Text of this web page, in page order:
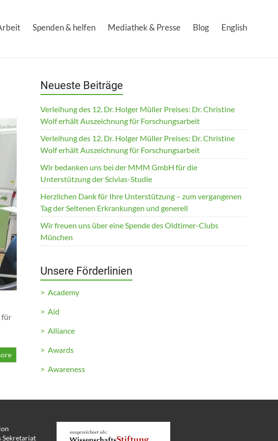
Spenden & helfen Mediathek & Presse Blog English
für
Neueste Beiträge
Verleihung des 12. Dr. Holger Müller Preises: Dr. Christine
Wolf erhält Auszeichnung für Forschungsarbeit
Verleihung des 12. Dr. Holger Müller Preises: Dr. Christine
Wolf erhält Auszeichnung für Forschungsarbeit
Wir bedanken uns bei der MMM GmbH für die
Unterstützung der Scivias-Studie
Herzlichen Dank für Ihre Unterstützung – zum vergangenen
Tag der Seltenen Erkrankungen und generell
Wir freuen uns über eine Spende des Oldtimer-Clubs
München
Unsere Förderlinien
> Academy
> Aid
> Alliance
> Awards
> Awareness
Sekretariat